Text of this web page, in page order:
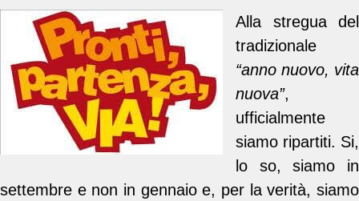
Alla stregua del
tradizionale
“anno nuovo, vita
nuova”,
ufficialmente
siamo ripartiti. Si,
lo so, siamo in
settembre e non in gennaio e, per la verità, siamo